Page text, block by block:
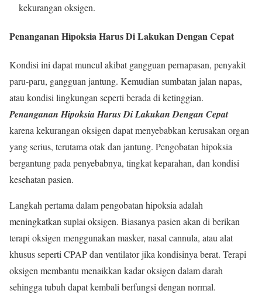
kekurangan oksigen.
Penanganan Hipoksia Harus Di Lakukan Dengan Cepat
Kondisi ini dapat muncul akibat gangguan pernapasan, penyakit
paru-paru, gangguan jantung. Kemudian sumbatan jalan napas,
atau kondisi lingkungan seperti berada di ketinggian.
Penanganan Hipoksia Harus Di Lakukan Dengan Cepat
karena kekurangan oksigen dapat menyebabkan kerusakan organ
yang serius, terutama otak dan jantung. Pengobatan hipoksia
bergantung pada penyebabnya, tingkat keparahan, dan kondisi
kesehatan pasien.
Langkah pertama dalam pengobatan hipoksia adalah
meningkatkan suplai oksigen. Biasanya pasien akan di berikan
terapi oksigen menggunakan masker, nasal cannula, atau alat
khusus seperti CPAP dan ventilator jika kondisinya berat. Terapi
oksigen membantu menaikkan kadar oksigen dalam darah
sehingga tubuh dapat kembali berfungsi dengan normal.